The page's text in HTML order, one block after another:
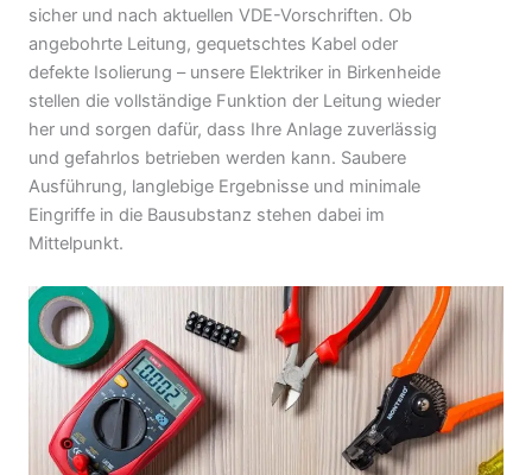
sicher und nach aktuellen VDE-Vorschriften. Ob
angebohrte Leitung, gequetschtes Kabel oder
defekte Isolierung – unsere Elektriker in Birkenheide
stellen die vollständige Funktion der Leitung wieder
her und sorgen dafür, dass Ihre Anlage zuverlässig
und gefahrlos betrieben werden kann. Saubere
Ausführung, langlebige Ergebnisse und minimale
Eingriffe in die Bausubstanz stehen dabei im
Mittelpunkt.